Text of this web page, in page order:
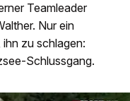
Teamleader
Nur ein
zu schlagen:
Schlussgang.